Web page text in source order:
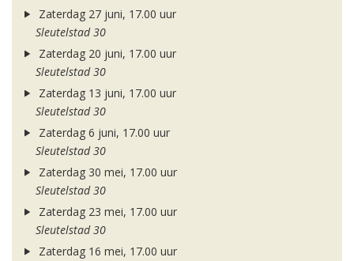
Zaterdag 27 juni, 17.00 uur
Sleutelstad 30
Zaterdag 20 juni, 17.00 uur
Sleutelstad 30
Zaterdag 13 juni, 17.00 uur
Sleutelstad 30
Zaterdag 6 juni, 17.00 uur
Sleutelstad 30
Zaterdag 30 mei, 17.00 uur
Sleutelstad 30
Zaterdag 23 mei, 17.00 uur
Sleutelstad 30
Zaterdag 16 mei, 17.00 uur